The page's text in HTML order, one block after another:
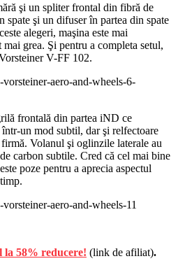
şi un spliter frontal din fibră de
spate şi un difuser în partea din spate
alegeri, maşina este mai
grea. Şi pentru a completa setul,
V-FF 102.
frontală din partea iND ce
un mod subtil, dar şi relfectoare
Volanul şi oglinzile laterale au
carbon subtile. Cred că cel mai bine
poze pentru a aprecia aspectul
la 58% reducere! (link de afiliat).